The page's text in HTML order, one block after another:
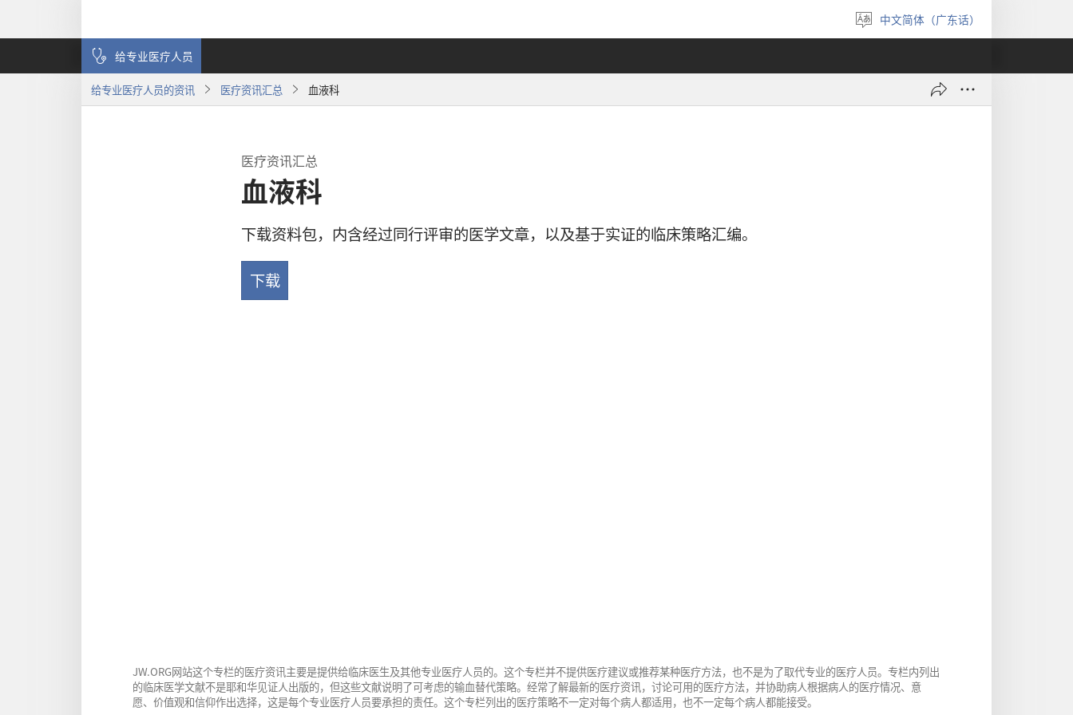
选
择
言
中文简体（广东话）
给专业医疗人员
给专业医疗人员的资讯 医疗资讯汇总 血液科
医疗资讯汇总
血液科
下载资料包，内含经过同行评审的医学文章，以及基于实证的临床策略汇编。
下载
JW.ORG网站这个专栏的医疗资讯主要是提供给临床医生及其他专业医疗人员的。这个专栏并不提供医疗建议或推荐某种医疗方法，也不是为了取代专业的医疗人员。专栏内列出
的临床医学文献不是耶和华见证人出版的，但这些文献说明了可考虑的输血替代策略。经常了解最新的医疗资讯，讨论可用的医疗方法，并协助病人根据病人的医疗情况、意
愿、价值观和信仰作出选择，这是每个专业医疗人员要承担的责任。这个专栏列出的医疗策略不一定对每个病人都适用，也不一定每个病人都能接受。